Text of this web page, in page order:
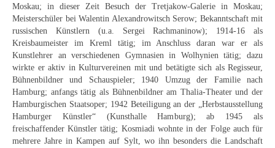
Motive
Abstraktion
Industrie & Arbeit
Mediterrane Landschaft
Norddeutsche Landschaften
Süddeutsche Landschaft
Moskau; in dieser Zeit Besuch der Tretjakow-Galerie in Moskau;
Meisterschüler bei Walentin Alexandrowitsch Serow; Bekanntschaft mit
russischen Künstlern (u.a. Sergei Rachmaninow); 1914-16 als
Kreisbaumeister im Kreml tätig; im Anschluss daran war er als
Kunstlehrer an verschiedenen Gymnasien in Wolhynien tätig; dazu
wirkte er aktiv in Kulturvereinen mit und betätigte sich als Regisseur,
Bühnenbildner und Schauspieler; 1940 Umzug der Familie nach
Hamburg; anfangs tätig als Bühnenbildner am Thalia-Theater und der
Hamburgischen Staatsoper; 1942 Beteiligung an der „Herbstausstellung
Hamburger Künstler“ (Kunsthalle Hamburg); ab 1945 als
freischaffender Künstler tätig; Kosmiadi wohnte in der Folge auch für
mehrere Jahre in Kampen auf Sylt, wo ihn besonders die Landschaft